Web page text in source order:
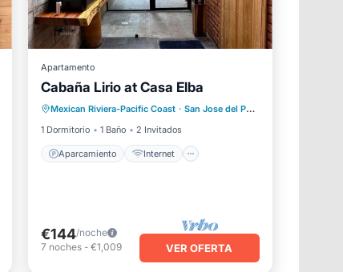
4.36 mi al centro
Apartamento
Cabaña Lirio at Casa Elba
Mexican Riviera-Pacific Coast · San Jose del Pacifico
1 Dormitorio
1 Baño 2 Invitados
Aparcamiento Internet
Aparcamiento
Internet
Apto para niños
TV
€144/noche
7 noches- €1,009 VER OFERTA